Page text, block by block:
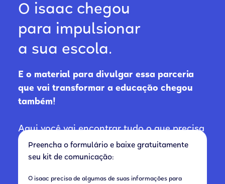
O isaac chegou
para impulsionar
a sua escola.
E o material para divulgar essa parceria
que vai transformar a educação chegou
também!
Aqui você vai encontrar tudo o que precisa
para divulgar para famílias e responsáveis
financeiros que o isaac é o seu novo
Preencha o formulário e baixe gratuitamente
seu kit de comunicação:
O isaac precisa de algumas de suas informações para